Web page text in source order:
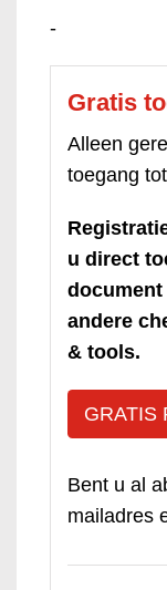
-
Gratis
Alleen
toegang
u direct
andere
& tools.
GRATIS
Bent u al
mailadres